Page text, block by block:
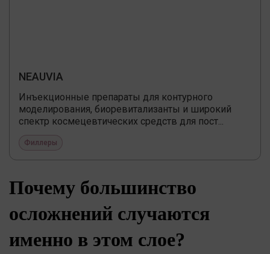
NEAUVIA
Инъекционные препараты для контурного
моделирования, биоревитализанты и широкий
спектр космецевтических средств для пост...
Филлеры
Почему большинство
осложнений случаются
именно в этом слое?